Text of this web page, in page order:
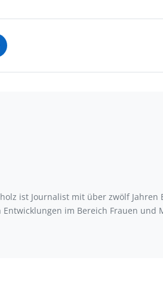
ist Journalist mit über zwölf
Entwicklungen im Bereich Frauen